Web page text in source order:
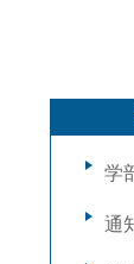
学
通